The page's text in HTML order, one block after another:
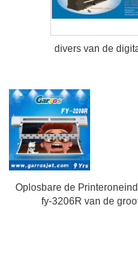
divers van de
Oplosbare de
fy-3206R van de